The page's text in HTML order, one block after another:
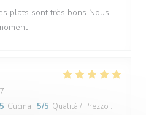
plats sont très bons Nous
Cucina : 5/5 Qualità / Prezzo :